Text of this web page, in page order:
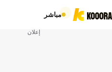
مباشر
إعلان